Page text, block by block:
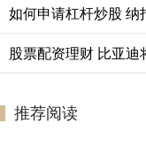
推荐阅读